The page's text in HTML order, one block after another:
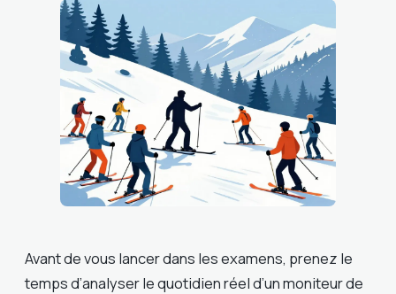
Avant de vous lancer dans les examens, prenez le
temps d’analyser le quotidien réel d’un moniteur de